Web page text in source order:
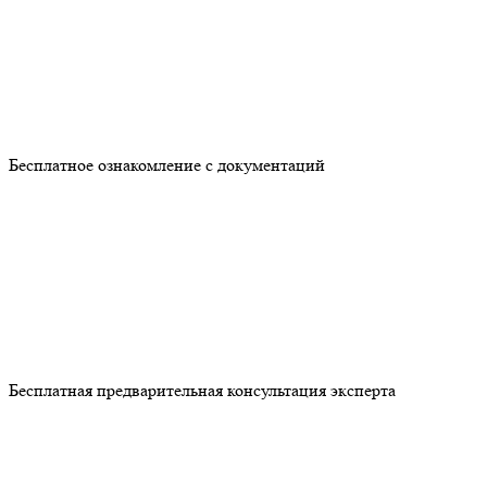
Бесплатное ознакомление с документаций
Бесплатная предварительная консультация эксперта